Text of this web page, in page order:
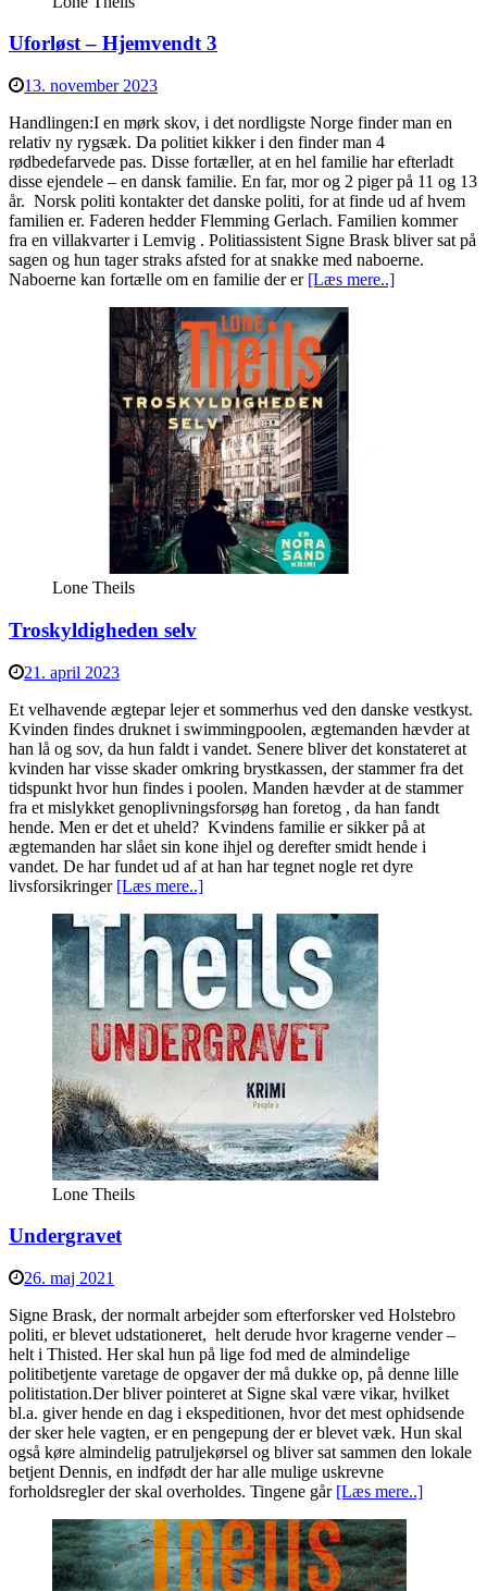
Uforløst – Hjemvendt 3
13. november 2023
Handlingen:I en mørk skov, i det nordligste Norge finder man en
relativ ny rygsæk. Da politiet kikker i den finder man 4
rødbedefarvede pas. Disse fortæller, at en hel familie har efterladt
disse ejendele – en dansk familie. En far, mor og 2 piger på 11 og 13
år. Norsk politi kontakter det danske politi, for at finde ud af hvem
familien er. Faderen hedder Flemming Gerlach. Familien kommer
fra en villakvarter i Lemvig . Politiassistent Signe Brask bliver sat på
sagen og hun tager straks afsted for at snakke med naboerne.
Naboerne kan fortælle om en familie der er [Læs mere..]
Lone Theils
Troskyldigheden selv
21. april 2023
Et velhavende ægtepar lejer et sommerhus ved den danske vestkyst.
Kvinden findes druknet i swimmingpoolen, ægtemanden hævder at
han lå og sov, da hun faldt i vandet. Senere bliver det konstateret at
kvinden har visse skader omkring brystkassen, der stammer fra det
tidspunkt hvor hun findes i poolen. Manden hævder at de stammer
fra et mislykket genoplivningsforsøg han foretog , da han fandt
hende. Men er det et uheld? Kvindens familie er sikker på at
ægtemanden har slået sin kone ihjel og derefter smidt hende i
vandet. De har fundet ud af at han har tegnet nogle ret dyre
livsforsikringer [Læs mere..]
Lone Theils
Undergravet
26. maj 2021
Signe Brask, der normalt arbejder som efterforsker ved Holstebro
politi, er blevet udstationeret, helt derude hvor kragerne vender –
helt i Thisted. Her skal hun på lige fod med de almindelige
politibetjente varetage de opgaver der må dukke op, på denne lille
politistation.Der bliver pointeret at Signe skal være vikar, hvilket
bl.a. giver hende en dag i ekspeditionen, hvor det mest ophidsende
der sker hele vagten, er en pengepung der er blevet væk. Hun skal
også køre almindelig patruljekørsel og bliver sat sammen den lokale
betjent Dennis, en indfødt der har alle mulige uskrevne
forholdsregler der skal overholdes. Tingene går [Læs mere..]